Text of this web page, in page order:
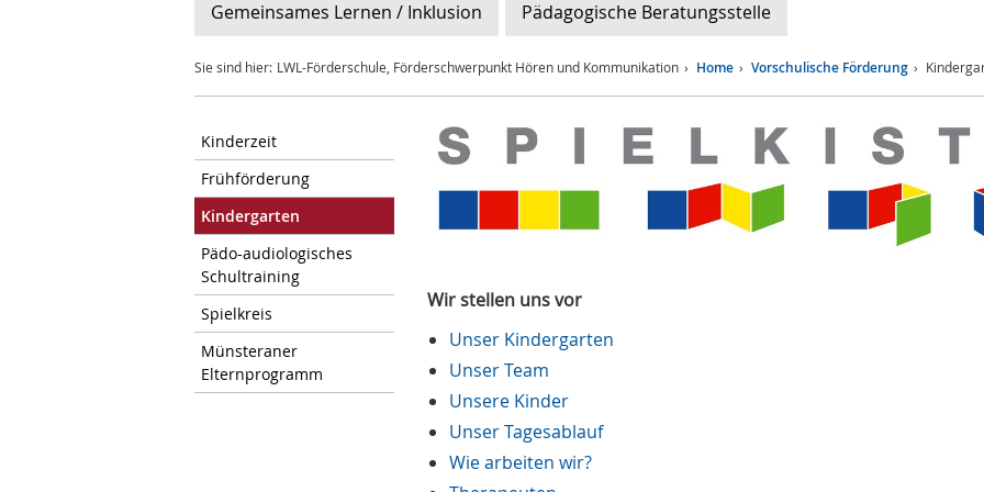
Gemeinsames Lernen / Inklusion Pädagogische Beratungsstelle
Sie sind hier: LWL-Förderschule, Förderschwerpunkt Hören und Kommunikation Home Vorschulische Förderung
Kinderzeit
Frühförderung
Kindergarten
Pädo-audiologisches
Schultraining
Spielkreis
Münsteraner
Elternprogramm
Wir stellen uns vor
Unser Kindergarten
Unser Team
Unsere Kinder
Unser Tagesablauf
Wie arbeiten wir?